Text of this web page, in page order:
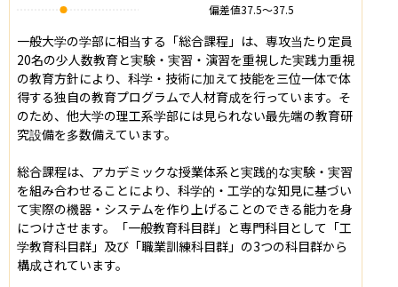
偏差値37.5〜37.5
一般大学の学部に相当する「総合課程」は、専攻当たり定員
20名の少人数教育と実験・実習・演習を重視した実践力重視
の教育方針により、科学・技術に加えて技能を三位一体で体
得する独自の教育プログラムで人材育成を行っています。そ
のため、他大学の理工系学部には見られない最先端の教育研
究設備を多数備えています。
総合課程は、アカデミックな授業体系と実践的な実験・実習
を組み合わせることにより、科学的・工学的な知見に基づい
て実際の機器・システムを作り上げることのできる能力を身
につけさせます。「一般教育科目群」と専門科目として「工
学教育科目群」及び「職業訓練科目群」の3つの科目群から
構成されています。